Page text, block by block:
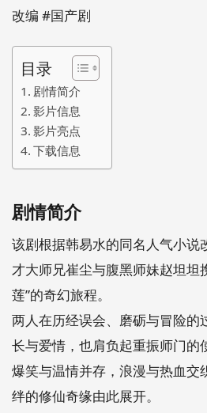
改编 #国产剧
目录
剧情简介
影片信息
影片亮点
下载信息
剧情简介
该剧根据韩易水的同名人气小说
才大师兄崔尘与腹黑师妹赵坦坦
莲”的奇幻旅程。
两人在历经误会、磨砺与冒险的
长与爱情，也肩负起重振师门的
爆笑与温情并存，浪漫与热血交
绊的修仙奇缘由此展开。